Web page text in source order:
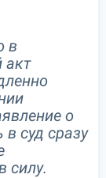
в
акт
о
в суд сразу
силу.